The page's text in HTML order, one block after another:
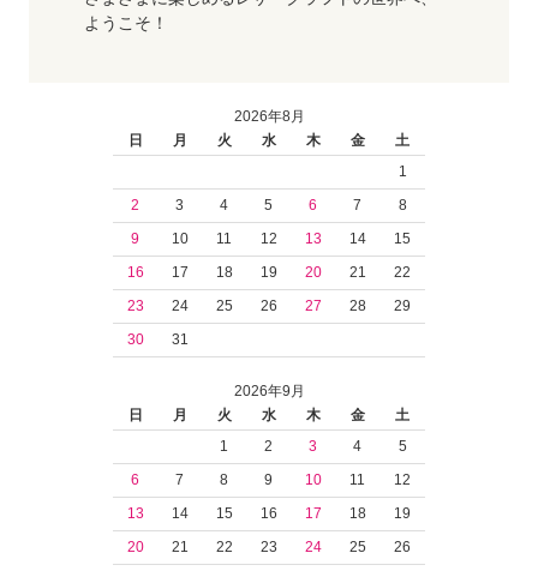
ようこそ！
2026年8月
日
月 火 水 木 金
土
1
2
3 4 5 6 7
8
9
10 11 12 13 14
15
16
17 18 19 20 21
22
23
24 25 26 27 28
29
30
31
2026年9月
日
月 火 水 木 金
土
1
2 3 4
5
6
7 8 9 10 11
12
13
14 15 16 17 18
19
20
21 22 23 24 25
26